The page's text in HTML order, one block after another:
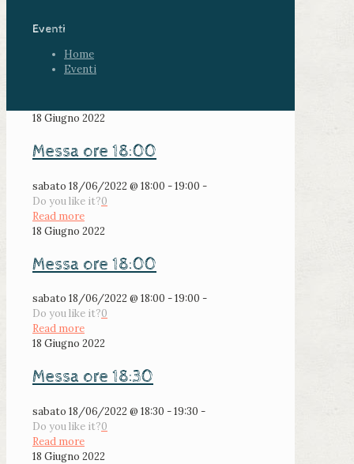
Eventi
Home
Eventi
18 Giugno 2022
Messa ore 18:00
sabato 18/06/2022 @ 18:00 - 19:00 -
Do you like it?0
Read more
18 Giugno 2022
Messa ore 18:00
sabato 18/06/2022 @ 18:00 - 19:00 -
Do you like it?0
Read more
18 Giugno 2022
Messa ore 18:30
sabato 18/06/2022 @ 18:30 - 19:30 -
Do you like it?0
Read more
18 Giugno 2022